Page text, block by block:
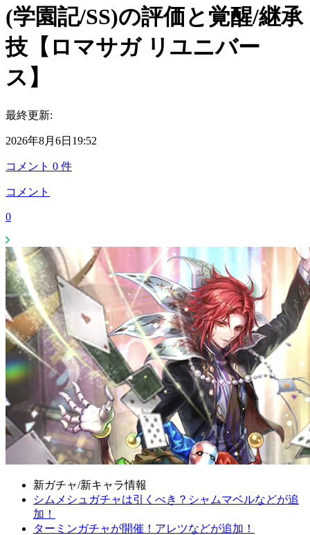
(学園記/SS)の評価と覚醒/継承
技【ロマサガ リユニバー
ス】
最終更新:
2026年8月6日19:52
コメント 0 件
コメント
0
新ガチャ/新キャラ情報
シムメシュガチャは引くべき？シャムマベルなどが追
加！
ターミンガチャが開催！アレツなどが追加！